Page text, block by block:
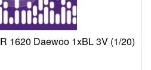
1620 Daewoo 1xBL 3V (1/20)